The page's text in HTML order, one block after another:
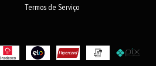
Termos de Serviço